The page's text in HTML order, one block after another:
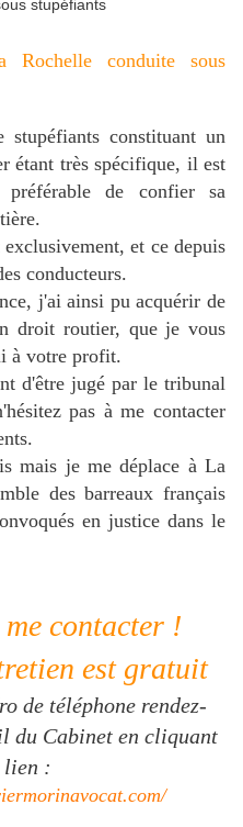
conduite sous
stupéfiants constituant un
étant très spécifique, il est
préférable de confier sa
et ce depuis
conducteurs.
j'ai ainsi pu acquérir de
droit routier, que je vous
à votre profit.
d'être jugé par le tribunal
pas à me contacter
mais je me déplace à La
des barreaux français
en justice dans le
contacter !
est gratuit
de téléphone rendez-
du Cabinet en cliquant
lien :